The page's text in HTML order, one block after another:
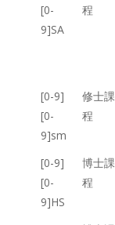
[0-
9]SA
程
[0-9]
[0-
9]sm
修士課
程
[0-9]
[0-
9]HS
博士課
程